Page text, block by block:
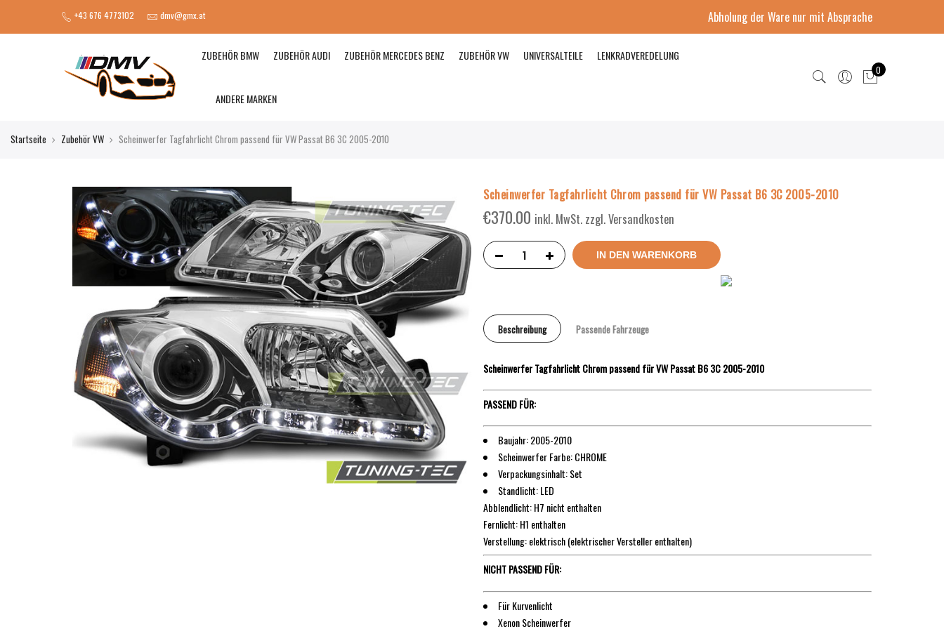
+43 676 4773102 dmv@gmx.at Abholung der Ware nur mit Absprache
ZUBEHÖR BMW ZUBEHÖR AUDI ZUBEHÖR MERCEDES BENZ ZUBEHÖR VW UNIVERSALTEILE LENKRADVEREDELUNG
ANDERE MARKEN
0
Startseite Zubehör VW Scheinwerfer Tagfahrlicht Chrom passend für VW Passat B6 3C 2005-2010
Scheinwerfer Tagfahrlicht Chrom passend für VW Passat B6 3C 2005-2010
€370.00 inkl. MwSt. zzgl. Versandkosten
IN DEN WARENKORB
Beschreibung Passende Fahrzeuge
Scheinwerfer Tagfahrlicht Chrom passend für VW Passat B6 3C 2005-2010
PASSEND FÜR:
Baujahr: 2005-2010
Scheinwerfer Farbe: CHROME
Verpackungsinhalt: Set
Standlicht: LED
Abblendlicht: H7 nicht enthalten
Fernlicht: H1 enthalten
Verstellung: elektrisch (elektrischer Versteller enthalten)
NICHT PASSEND FÜR:
Für Kurvenlicht
Xenon Scheinwerfer